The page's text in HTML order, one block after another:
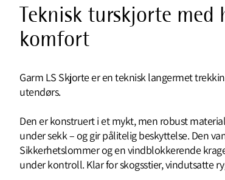
Teknisk turskjorte
komfort
Garm LS Skjorte er en teknisk langermet
utendørs.
Den er konstruert i et mykt, men robust
under sekk – og gir pålitelig beskyttelse. Den
Sikkerhetslommer og en vindblokkerende
under kontroll. Klar for skogsstier, vindutsatte